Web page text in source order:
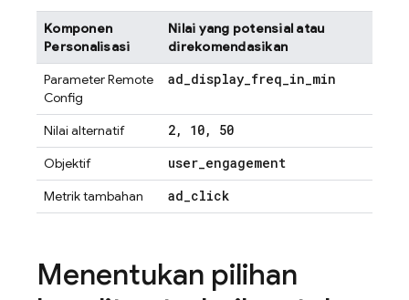
Komponen
Personalisasi
Nilai yang potensial atau
direkomendasikan
ParameterRemote
Config
ad_display_freq_in_min
Nilai alternatif 2, 10, 50
Objektif user_engagement
Metrik tambahan ad_click
Menentukan pilihan